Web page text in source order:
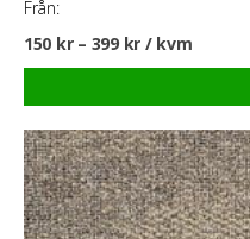
Från:
150 kr– 399 kr/ kvm